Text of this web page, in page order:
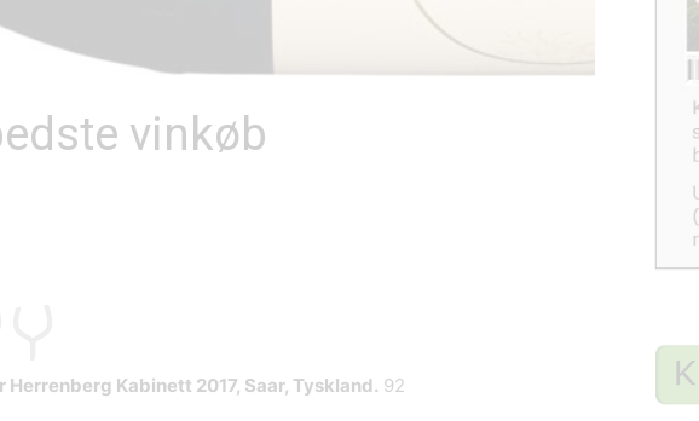
vinkøb
Herrenberg Kabinett 2017, Saar, Tyskland. 92